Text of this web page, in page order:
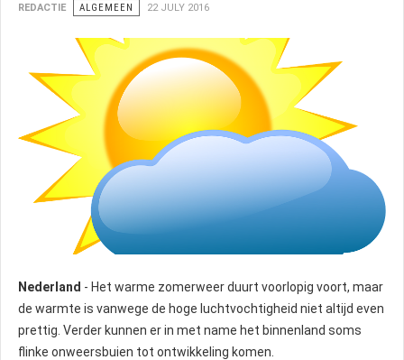
REDACTIE ALGEMEEN 22 JULY 2016
Nederland - Het warme zomerweer duurt voorlopig voort, maar
de warmte is vanwege de hoge luchtvochtigheid niet altijd even
prettig. Verder kunnen er in met name het binnenland soms
flinke onweersbuien tot ontwikkeling komen.